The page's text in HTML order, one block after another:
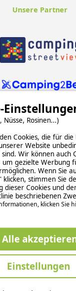
Unsere Partner
COOKIES
zuverlässige
by reCAPTCHA and the
andTerms of Service
Nüsse, Rosinen...)
Cookies, die für die
Website
Wir können auch
um gezielte Werbung
Wenn Sie
klicken, stimmen Sie
dieser Cookies und
beschriebenen
klicken Sie
Alle
Einstellungen